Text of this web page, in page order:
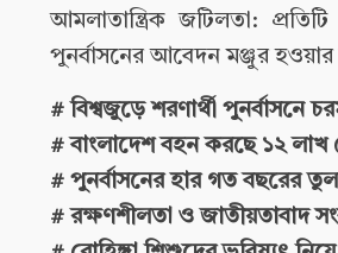
আমলাতান্ত্রিক জটিলতা:
পুনর্বাসনের আবেদন মঞ্জুর
# বিশ্বজুড়ে শরণার্থী পুনর্বাসনে
# বাংলাদেশ বহন করছে ১২ লাখ
# পুনর্বাসনের হার গত বছরের
# রক্ষণশীলতা ও জাতীয়তাবাদ